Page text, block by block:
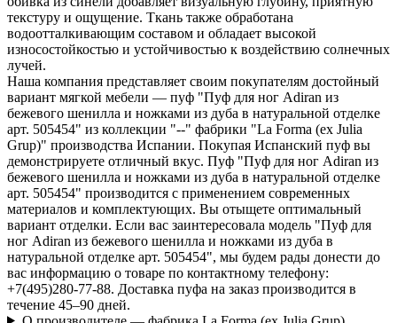
текстуру и ощущение. Ткань также обработана
водоотталкивающим составом и обладает высокой
износостойкостью и устойчивостью к воздействию солнечных
лучей.
Наша компания представляет своим покупателям достойный
вариант мягкой мебели — пуф "Пуф для ног Adiran из
бежевого шенилла и ножками из дуба в натуральной отделке
арт. 505454" из коллекции "--" фабрики "La Forma (ех Julia
Grup)" производства Испании. Покупая Испанский пуф вы
демонстрируете отличный вкус. Пуф "Пуф для ног Adiran из
бежевого шенилла и ножками из дуба в натуральной отделке
арт. 505454" производится с применением современных
материалов и комплектующих. Вы отыщете оптимальный
вариант отделки. Если вас заинтересовала модель "Пуф для
ног Adiran из бежевого шенилла и ножками из дуба в
натуральной отделке арт. 505454", мы будем рады донести до
вас информацию о товаре по контактному телефону:
+7(495)280-77-88. Доставка пуфа на заказ производится в
течение 45–90 дней.